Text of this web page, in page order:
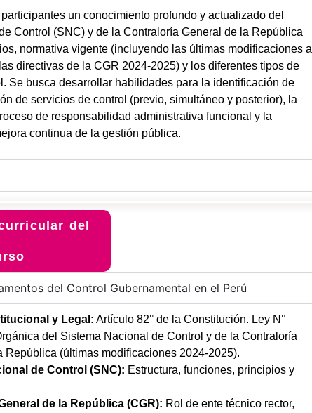
un conocimiento profundo y actualizado del
Control (SNC) y de la Contraloría General de la República
normativa vigente (incluyendo las últimas modificaciones a
directivas de la CGR 2024-2025) y los diferentes tipos de
Se busca desarrollar habilidades para la identificación de
de servicios de control (previo, simultáneo y posterior), la
de responsabilidad administrativa funcional y la
continua de la gestión pública.
del
del Control Gubernamental en el Perú
y Legal: Artículo 82° de la Constitución. Ley N°
del Sistema Nacional de Control y de la Contraloría
República (últimas modificaciones 2024-2025).
de Control (SNC): Estructura, funciones, principios y
de la República (CGR): Rol de ente técnico rector,